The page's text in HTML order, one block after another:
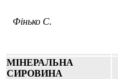
Фінько С.
МIНЕРАЛЬНА
СИРОВИНА